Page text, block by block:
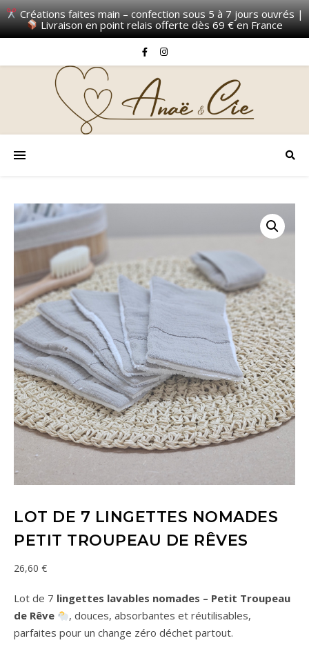
Créations faites main – confection sous 5 à 7 jours ouvrés |
Livraison en point relais offerte dès 69 € en France
LOT DE 7 LINGETTES NOMADES
PETIT TROUPEAU DE RÊVES
26,60 €
Lot de 7 lingettes lavables nomades – Petit Troupeau
de Rêve
, douces, absorbantes et réutilisables,
parfaites pour un change zéro déchet partout.